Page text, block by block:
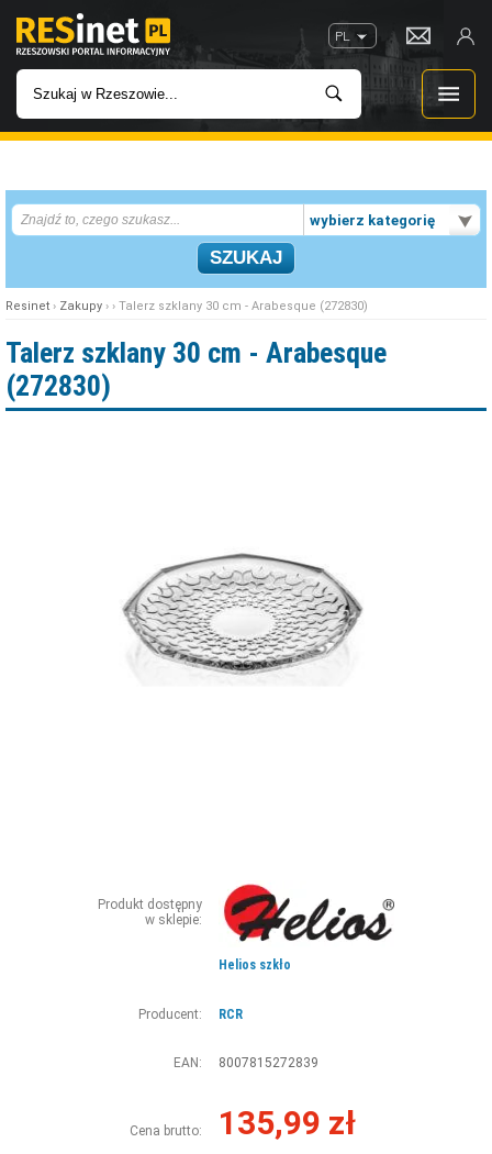
PL
INWESTYCJE
IMPREZY
ROZRYWKA
W KINACH
W RZESZOWIE
wybierz kategorię
Resinet › Zakupy › › Talerz szklany 30 cm - Arabesque (272830)
Talerz szklany 30 cm - Arabesque
(272830)
Produkt dostępny
w sklepie:
Helios szkło
Producent: RCR
EAN: 8007815272839
Cena brutto: 135,99 zł